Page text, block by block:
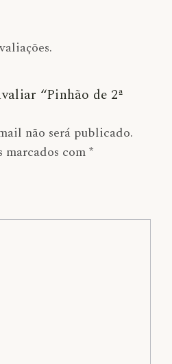
“Pinhão de 2ª
não será publicado.
marcados com*